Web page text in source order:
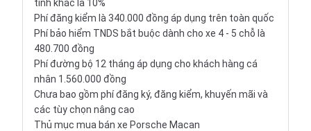
tỉnh khác là 10%
Phí đăng kiểm là 340.000 đồng áp dụng trên toàn quốc
Phí bảo hiểm TNDS bắt buộc dành cho xe 4 - 5 chỗ là
480.700 đồng
Phí đường bộ 12 tháng áp dụng cho khách hàng cá
nhân 1.560.000 đồng
Chưa bao gồm phí đăng ký, đăng kiểm, khuyến mãi và
các tùy chọn nâng cao
Thủ mục mua bán xe Porsche Macan